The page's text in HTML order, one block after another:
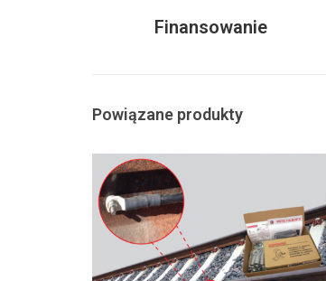
Finansowanie
Powiązane produkty